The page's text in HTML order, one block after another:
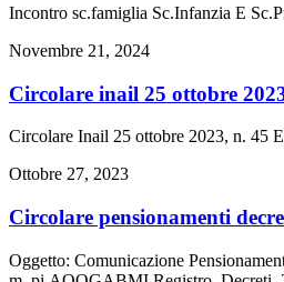
Incontro sc.famiglia Sc.Infanzia E
Novembre 21, 2024
circolare inail 25 ottobre
Circolare Inail 25 ottobre 2023, n. 45
Ottobre 27, 2023
circolare pensionamenti
Oggetto: Comunicazione